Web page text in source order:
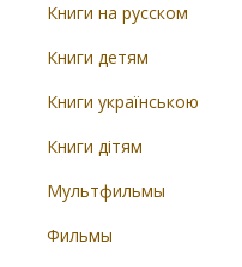
Книги на русском
Книги детям
Книги українською
Книги дітям
Мультфильмы
Фильмы